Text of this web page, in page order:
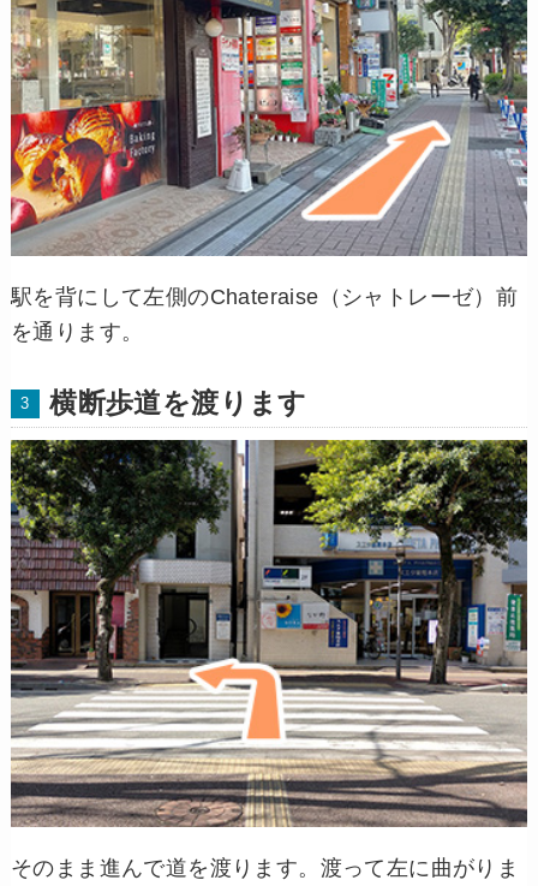
駅を背にして左側のChateraise（シャトレーゼ）前
を通ります。
横断歩道を渡ります
そのまま進んで道を渡ります。渡って左に曲がりま